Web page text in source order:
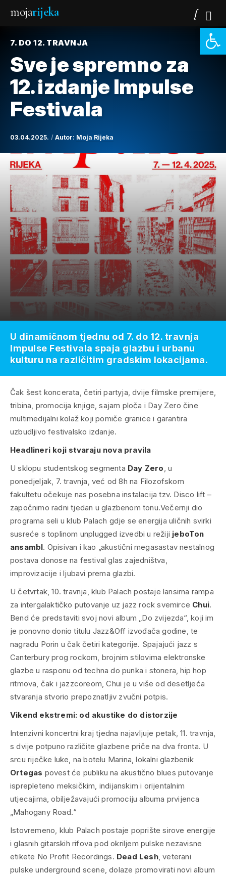
mojarijeka
7. DO 12. TRAVNJA
Sve je spremno za
12. izdanje Impulse
Festivala
03.04.2025. Autor: Moja Rijeka
Čak šest koncerata, četiri partyja, dvije filmske premijere,
tribina, promocija knjige, sajam ploča i Day Zero čine
multimedijalni kolaž koji pomiče granice i garantira
uzbudljivo festivalsko izdanje.
Headlineri koji stvaraju nova pravila
U sklopu studentskog segmenta Day Zero, u
ponedjeljak, 7. travnja, već od 8h na Filozofskom
fakultetu očekuje nas posebna instalacija tzv. Disco lift –
započnimo radni tjedan u glazbenom tonu.Večernji dio
programa seli u klub Palach gdje se energija uličnih svirki
susreće s toplinom unplugged izvedbi u režiji jeboTon
ansambl. Opisivan i kao „akustični megasastav nestalnog
postava donose na festival glas zajedništva,
improvizacije i ljubavi prema glazbi.
U četvrtak, 10. travnja, klub Palach postaje lansirna rampa
za intergalaktičko putovanje uz jazz rock svemirce Chui.
Bend će predstaviti svoj novi album „Do zvijezda“, koji im
je ponovno donio titulu Jazz&Off izvođača godine, te
nagradu Porin u čak četiri kategorije. Spajajući jazz s
Canterbury prog rockom, brojnim stilovima elektronske
glazbe u rasponu od techna do punka i stonera, hip hop
ritmova, čak i jazzcoreom, Chui je u više od desetljeća
stvaranja stvorio prepoznatljiv zvučni potpis.
Vikend ekstremi: od akustike do distorzije
Intenzivni koncertni kraj tjedna najavljuje petak, 11. travnja,
s dvije potpuno različite glazbene priče na dva fronta. U
srcu riječke luke, na botelu Marina, lokalni glazbenik
Ortegas povest će publiku na akustično blues putovanje
isprepleteno meksičkim, indijanskim i orijentalnim
utjecajima, obilježavajući promociju albuma prvijenca
„Mahogany Road.“
Istovremeno, klub Palach postaje poprište sirove energije
i glasnih gitarskih rifova pod okriljem pulske nezavisne
etikete No Profit Recordings. Dead Lesh, veterani
pulske underground scene, dolaze promovirati novi album
U dinamičnom tjednu od 7. do 12. travnja
Impulse Festivala spaja glazbu i urbanu
kulturu na različitim gradskim lokacijama.